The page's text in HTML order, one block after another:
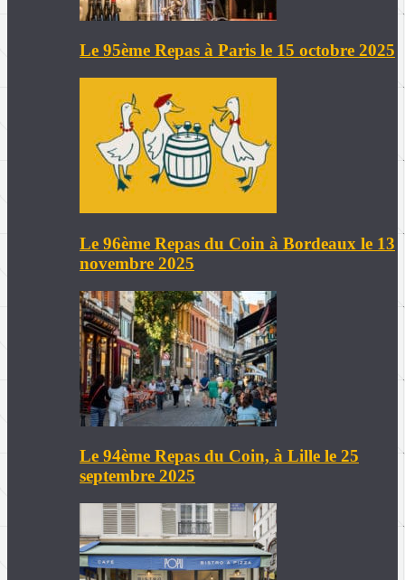
Le 95ème Repas à Paris le 15 octobre 2025
Le 96ème Repas du Coin à Bordeaux le 13
novembre 2025
Le 94ème Repas du Coin, à Lille le 25
septembre 2025